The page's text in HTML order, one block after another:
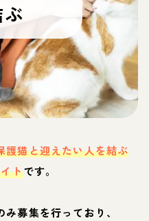
護猫と迎えたい人を結ぶ
トです。
募集を行っており、